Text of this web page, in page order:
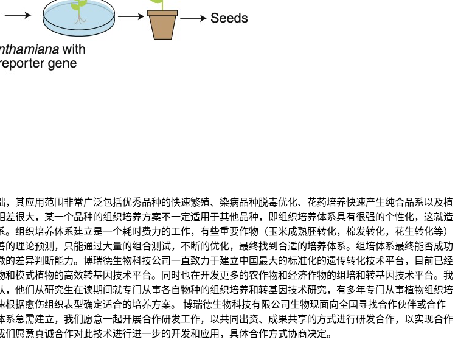
其应用范围非常广泛包括优秀品种的快速繁殖、染病品种脱毒优化、花药培养快速产生纯合品系以及植
很大，某一个品种的组织培养方案不一定适用于其他品种，即组织培养体系具有很强的个性化，这就造
组织培养体系建立是一个耗时费力的工作，有些重要作物（玉米成熟胚转化，棉发转化，花生转化等）
理论预测，只能通过大量的组合测试，不断的优化，最终找到合适的培养体系。组培体系最终能否成功
差异判断能力。博瑞德生物科技公司一直致力于建立中国最大的标准化的遗传转化技术平台，目前已经
模式植物的高效转基因技术平台。同时也在开发更多的农作物和经济作物的组培和转基因技术平台。我
他们从研究生在读期间就专门从事各自物种的组织培养和转基因技术研究，有多年专门从事植物组织培
据愈伤组织表型确定适合的培养方案。 博瑞德生物科技有限公司生物现面向全国寻找合作伙伴或合作
急需建立，我们愿意一起开展合作研发工作，以共同出资、成果共享的方式进行研发合作，以实现合作
愿意真诚合作对此技术进行进一步的开发和应用，具体合作方式协商决定。